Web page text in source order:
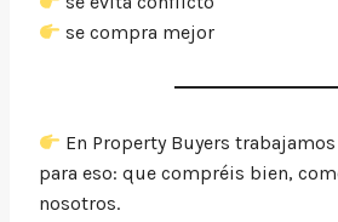
se compra mejor
En Property Buyers
para eso: que compréis bien,
nosotros.